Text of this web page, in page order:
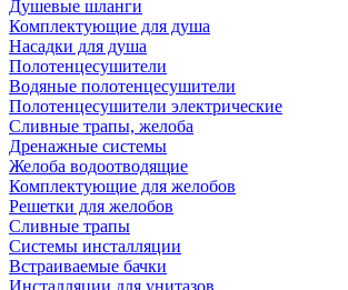
Душевые шланги
Комплектующие для душа
Насадки для душа
Полотенцесушители
Водяные полотенцесушители
Полотенцесушители электрические
Сливные трапы, желоба
Дренажные системы
Желоба водоотводящие
Комплектующие для желобов
Решетки для желобов
Сливные трапы
Системы инсталляции
Встраиваемые бачки
Инсталляции для унитазов